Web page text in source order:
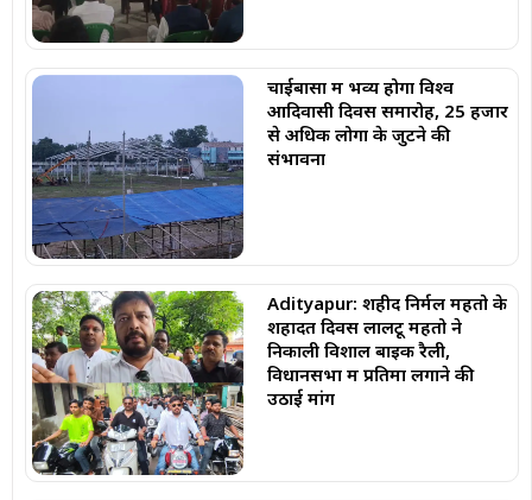
चाईबासा में भव्य होगा विश्व
आदिवासी दिवस समारोह, 25 हजार
से अधिक लोगों के जुटने की
संभावना
Adityapur: शहीद निर्मल महतो के
शहादत दिवस लालटू महतो ने
निकाली विशाल बाइक रैली,
विधानसभा में प्रतिमा लगाने की
उठाई मांग